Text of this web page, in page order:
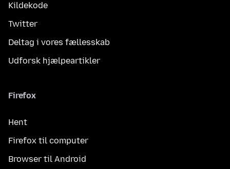
Kildekode
Twitter
Deltag i vores fællesskab
Udforsk hjælpeartikler
Firefox
Hent
Firefox til computer
Browser til Android